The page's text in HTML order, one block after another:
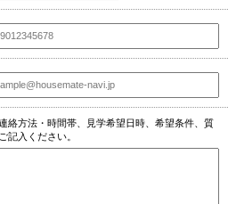
絡方法・時間帯、見学希望日時、希望条件、質
記入ください。